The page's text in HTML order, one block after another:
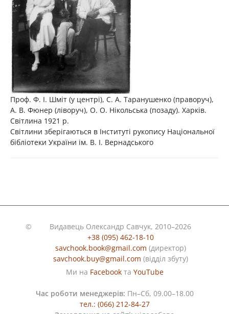
Проф. Ф. І. Шміт (у центрі), С. А. Таранушенко (праворуч),
А. В. Фюнер (ліворуч), О. О. Нікольська (позаду). Харків.
Світлина 1921 р.
Світлини зберігаються в Інституті рукопису Національної
бібліотеки України ім. В. І. Вернадського
©
Видавець Олександр Савчук, 2010–2026
+38 (095) 462-18-10
savchook.book@gmail.com (директор)
savchook.buy@gmail.com (відділ збуту)
Ми на Facebookта YouTube
Час роботи менеджерів: Пн–Сб, 09.00–18.00
тел.: (066) 212-84-27